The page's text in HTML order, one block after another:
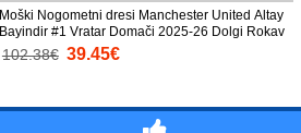
Moški Nogometni dresi Manchester United Altay
Bayindir #1 Vratar Domači 2025-26 Dolgi Rokav
102.38€ 39.45€